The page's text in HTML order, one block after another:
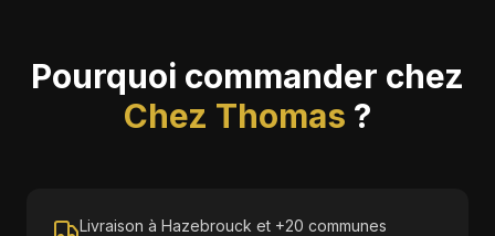
Pourquoi commander chez
Chez Thomas ?
Livraison à Hazebrouck et +20 communes